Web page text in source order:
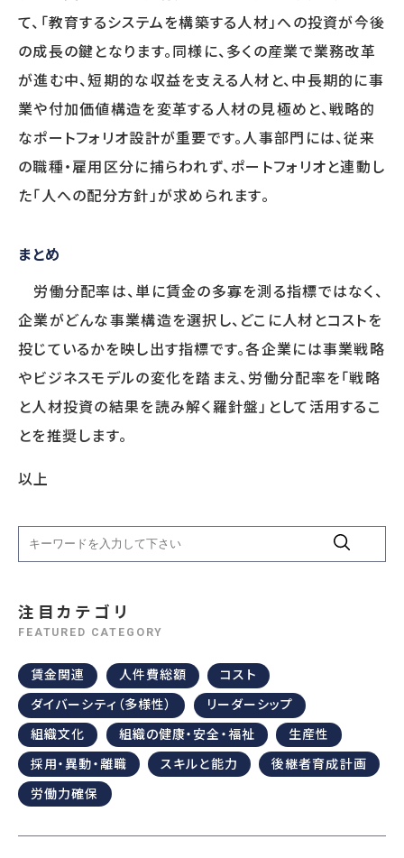
て、「教育するシステムを構築する人材」への投資が今後
の成長の鍵となります。同様に、多くの産業で業務改革
が進む中、短期的な収益を支える人材と、中長期的に事
業や付加価値構造を変革する人材の見極めと、戦略的
なポートフォリオ設計が重要です。人事部門には、従来
の職種・雇用区分に捕らわれず、ポートフォリオと連動し
た「人への配分方針」が求められます。
まとめ
労働分配率は、単に賃金の多寡を測る指標ではなく、
企業がどんな事業構造を選択し、どこに人材とコストを
投じているかを映し出す指標です。各企業には事業戦略
やビジネスモデルの変化を踏まえ、労働分配率を「戦略
と人材投資の結果を読み解く羅針盤」として活用するこ
とを推奨します。
以上
注目カテゴリ
FEATURED CATEGORY
賃金関連 人件費総額 コスト
ダイバーシティ（多様性） リーダーシップ
組織文化 組織の健康・安全・福祉 生産性
採用・異動・離職 スキルと能力 後継者育成計画
労働力確保